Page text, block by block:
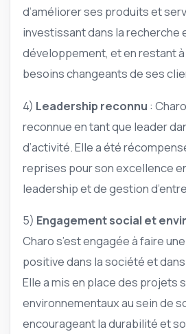
d’améliorer ses produits et
investissant dans la recherche
développement, et en restant à
besoins changeants de ses
4) Leadership reconnu :
reconnue en tant que leader
d’activité. Elle a été
reprises pour son excellence
leadership et de gestion
5) Engagement social et
Charo s’est engagée à faire
positive dans la société et
Elle a mis en place des projets
environnementaux au sein de
encourageant la durabilité et